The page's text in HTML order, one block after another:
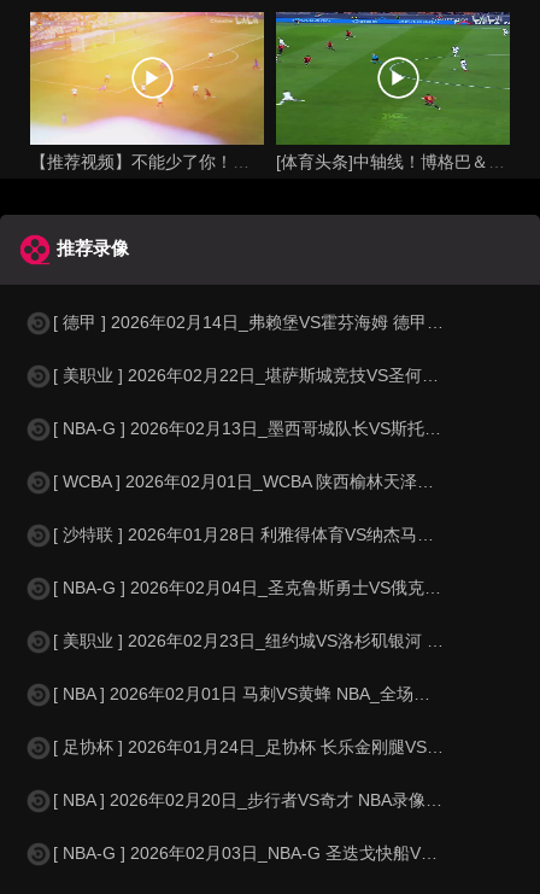
推荐录像
[ 德甲 ] 2026年02月14日_弗赖堡VS霍芬海姆 德甲录像_全场录
[ 美职业 ] 2026年02月22日_堪萨斯城竞技VS圣何塞地震 美职业录
[ NBA-G ] 2026年02月13日_墨西哥城队长VS斯托克顿国王 NBA
[ WCBA ] 2026年02月01日_WCBA 陕西榆林天泽女篮VS东莞新
[ 沙特联 ] 2026年01月28日 利雅得体育VS纳杰马体育 沙特联_全
[ NBA-G ] 2026年02月04日_圣克鲁斯勇士VS俄克拉荷马城蓝色 N
[ 美职业 ] 2026年02月23日_纽约城VS洛杉矶银河 美职业录像_全
[ NBA ] 2026年02月01日 马刺VS黄蜂 NBA_全场录像【视频
[ 足协杯 ] 2026年01月24日_足协杯 长乐金刚腿VS深圳科宇盛达录
[ NBA ] 2026年02月20日_步行者VS奇才 NBA录像_全场录像
[ NBA-G ] 2026年02月03日_NBA-G 圣迭戈快船VS盐湖城之星